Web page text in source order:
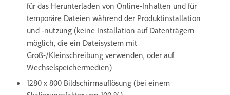
für das Herunterladen von Online-Inhalten und für
temporäre Dateien während der Produktinstallation
und -nutzung (keine Installation auf Datenträgern
möglich, die ein Dateisystem mit
Groß-/Kleinschreibung verwenden, oder auf
Wechselspeichermedien)
1280 x 800 Bildschirmauflösung (bei einem